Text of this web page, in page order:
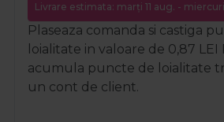
Livrare estimata: marți 11 aug. -
Plaseaza comanda si castiga
loialitate in valoare de 0,87 LEI
acumula puncte de loialitate
un cont de client.